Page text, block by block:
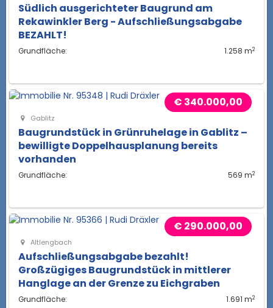
Südlich ausgerichteter Baugrund am
Rekawinkler Berg - Aufschließungsabgabe
BEZAHLT!
Grundfläche: 1.258 m2
€ 340.000,00
Gablitz
Baugrundstück in Grünruhelage in Gablitz –
bewilligte Doppelhausplanung bereits
vorhanden
Grundfläche: 569 m2
€ 290.000,00
Altlengbach
Aufschließungsabgabe bezahlt!
Großzügiges Baugrundstück in mittlerer
Hanglage an der Grenze zu Eichgraben
Grundfläche: 1.691 m2